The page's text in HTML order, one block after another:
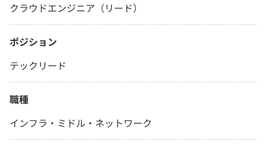
クラウドエンジニア（リード）
ポジション
テックリード
職種
インフラ・ミドル・ネットワーク